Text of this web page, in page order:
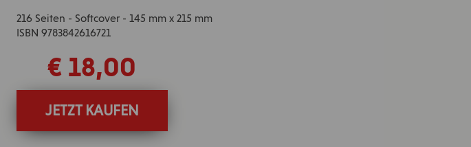
216 Seiten - Softcover - 145 mm x 215 mm
ISBN 9783842616721
€ 18,00
JETZT KAUFEN